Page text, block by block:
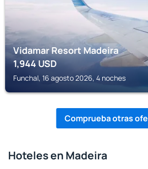
Vidamar Resort Madeira
1,944USD
Funchal, 16 agosto 2026, 4 noches
Comprueba otras
Hoteles en Madeira